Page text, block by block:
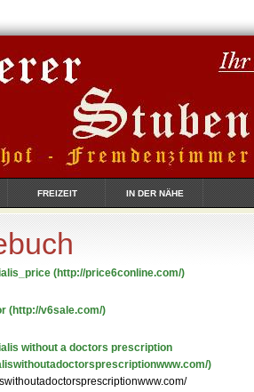
FREIZEIT IN DER NÄHE
(http://price6conline.com/)
(http://v6sale.com/)
without a doctors prescription
)